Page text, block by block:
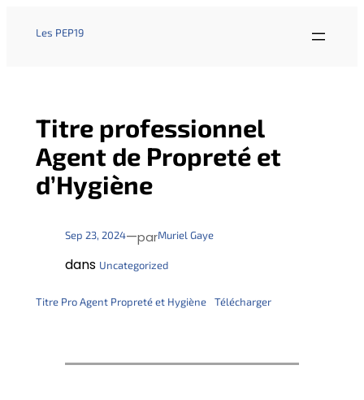
Les PEP19
Titre professionnel
Agent de Propreté et
d’Hygiène
Sep 23, 2024—parMuriel Gaye
dans Uncategorized
Titre Pro Agent Propreté et Hygiène Télécharger